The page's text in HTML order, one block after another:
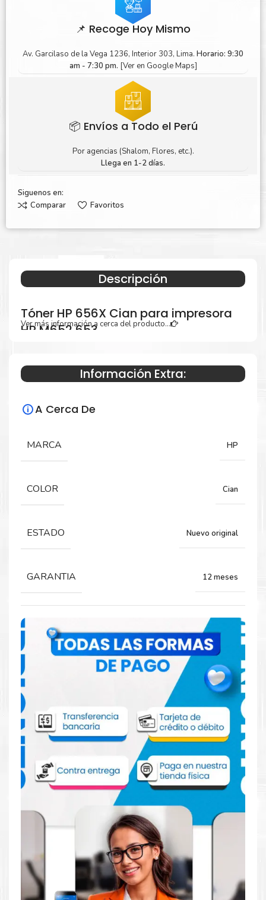
📌 Recoge Hoy Mismo
Av. Garcilaso de la Vega 1236, Interior 303, Lima. Horario: 9:30
am - 7:30 pm. [Ver en Google Maps]
📦 Envíos a Todo el Perú
Por agencias (Shalom, Flores, etc.).
Llega en 1-2 días.
Siguenos en:
Comparar
Favoritos
Descripción
Tóner HP 656X Cian para impresora
HP M652 653
Especificaciones Técnicas
Para impresoras:
M653.
Comprar Tóner HP 656X Cian para
impresora HP M652 653
Aprovecha nuestra experiencia y atención para adquirir tus
productos. Tenemos promociones todos los días. Escríbenos o
visítanos hoy para encontrar la solución perfecta para tu
impresoraHP, como laTóner HP 656X Cian para impresoras
Dónde comprar Toner para impresora HP
M652 653 en Lima o para provincia
Tienda autorizada por HP. Descubre la mejor manera de
Ver más información a cerca del producto...
Información Extra:
A Cerca De
MARCA HP
COLOR Cian
ESTADO Nuevo original
GARANTIA 12 meses